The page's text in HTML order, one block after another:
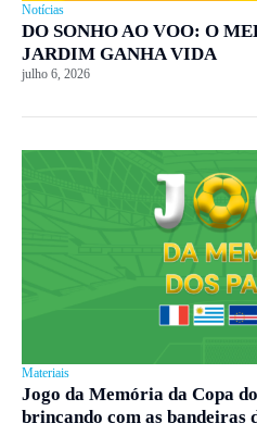
Notícias
DO SONHO AO VOO: O
JARDIM GANHA VIDA
julho 6, 2026
Materiais
Jogo da Memória da Copa
brincando com as bandeiras